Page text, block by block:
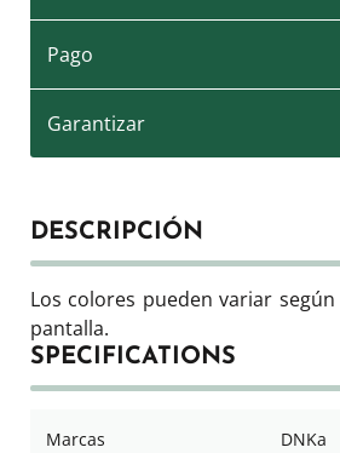
Pago
Garantizar
DESCRIPCIÓN
Los colores pueden variar
pantalla.
SPECIFICATIONS
Marcas DNKa